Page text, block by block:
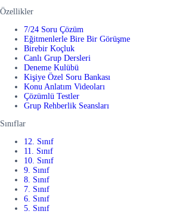
Özellikler
7/24 Soru Çözüm
Eğitmenlerle Bire Bir Görüşme
Birebir Koçluk
Canlı Grup Dersleri
Deneme Kulübü
Kişiye Özel Soru Bankası
Konu Anlatım Videoları
Çözümlü Testler
Grup Rehberlik Seansları
Sınıflar
12. Sınıf
11. Sınıf
10. Sınıf
9. Sınıf
8. Sınıf
7. Sınıf
6. Sınıf
5. Sınıf